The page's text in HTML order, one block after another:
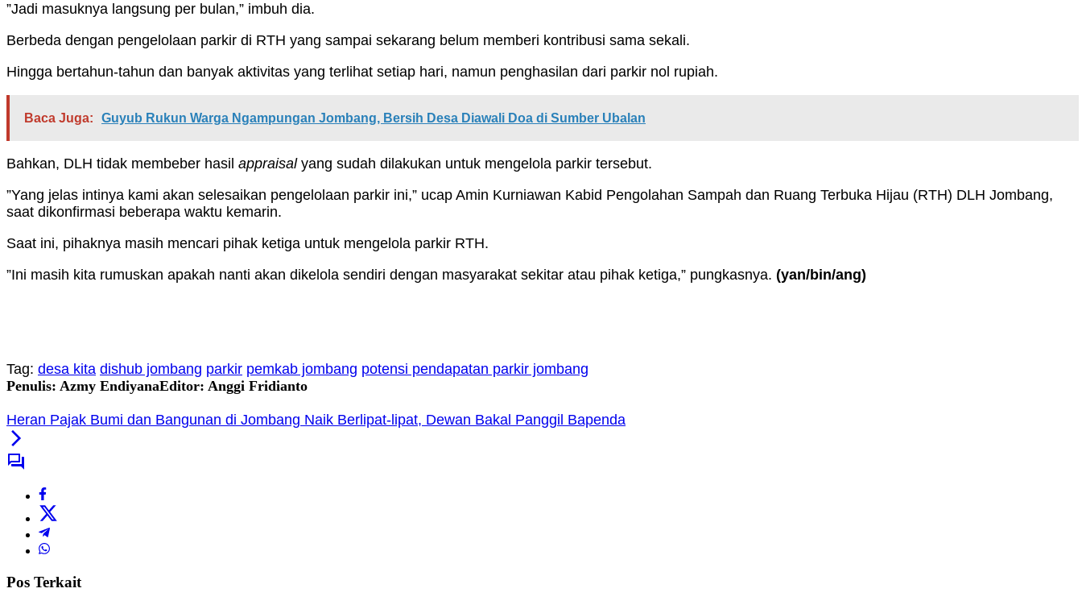
”Jadi masuknya langsung per bulan,” imbuh dia.
Berbeda dengan pengelolaan parkir di RTH yang sampai sekarang belum memberi kontribusi sama sekali.
Hingga bertahun-tahun dan banyak aktivitas yang terlihat setiap hari, namun penghasilan dari parkir nol rupiah.
Baca Juga: Guyub Rukun Warga Ngampungan Jombang, Bersih Desa Diawali Doa di Sumber Ubalan
Bahkan, DLH tidak membeber hasil appraisal yang sudah dilakukan untuk mengelola parkir tersebut.
”Yang jelas intinya kami akan selesaikan pengelolaan parkir ini,” ucap Amin Kurniawan Kabid Pengolahan Sampah dan Ruang Terbuka Hijau (RTH) DLH Jombang,
saat dikonfirmasi beberapa waktu kemarin.
Saat ini, pihaknya masih mencari pihak ketiga untuk mengelola parkir RTH.
”Ini masih kita rumuskan apakah nanti akan dikelola sendiri dengan masyarakat sekitar atau pihak ketiga,” pungkasnya. (yan/bin/ang)
Tag: desa kita dishub jombang parkir pemkab jombang potensi pendapatan parkir jombang
Penulis: Azmy EndiyanaEditor: Anggi Fridianto
Heran Pajak Bumi dan Bangunan di Jombang Naik Berlipat-lipat, Dewan Bakal Panggil Bapenda
Pos Terkait